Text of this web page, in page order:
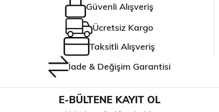
Güvenli Alışveriş
Ücretsiz Kargo
Taksitli Alışveriş
İade & Değişim Garantisi
E-BÜLTENE KAYIT OL